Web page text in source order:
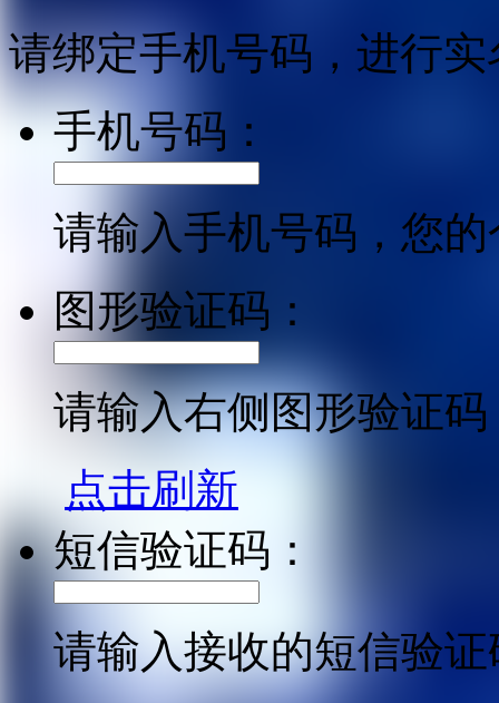
请绑定手机号码，进行
手机号码：
请输入手机号码，您
图形验证码：
请输入右侧图形验证码
点击刷新
短信验证码：
请输入接收的短信验证